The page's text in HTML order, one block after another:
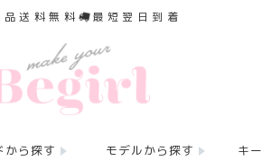
品送料無料 最短翌日到着
から探す モデルから探す キ